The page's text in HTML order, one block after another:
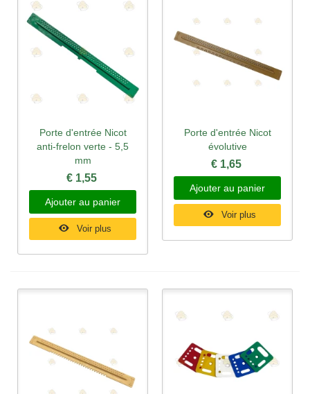
Porte d'entrée Nicot
anti-frelon verte - 5,5
mm
€ 1,55
Ajouter au panier
Voir plus
Porte d'entrée Nicot
évolutive
€ 1,65
Ajouter au panier
Voir plus